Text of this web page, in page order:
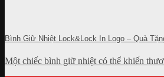
Bình Giữ Nhiệt Lock&Lock In Logo – Quà
Một chiếc bình giữ nhiệt có thể khiến